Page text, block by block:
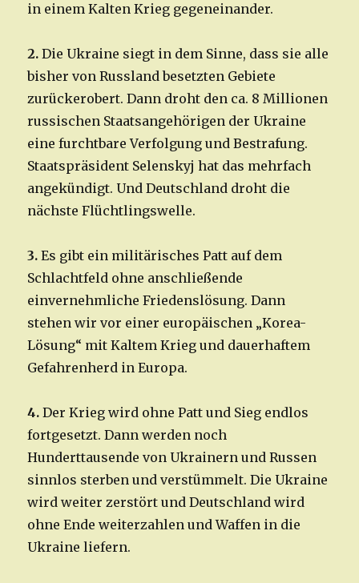
in einem Kalten Krieg gegeneinander.
2. Die Ukraine siegt in dem Sinne, dass sie alle
bisher von Russland besetzten Gebiete
zurückerobert. Dann droht den ca. 8 Millionen
russischen Staatsangehörigen der Ukraine
eine furchtbare Verfolgung und Bestrafung.
Staatspräsident Selenskyj hat das mehrfach
angekündigt. Und Deutschland droht die
nächste Flüchtlingswelle.
3. Es gibt ein militärisches Patt auf dem
Schlachtfeld ohne anschließende
einvernehmliche Friedenslösung. Dann
stehen wir vor einer europäischen „Korea-
Lösung“ mit Kaltem Krieg und dauerhaftem
Gefahrenherd in Europa.
4. Der Krieg wird ohne Patt und Sieg endlos
fortgesetzt. Dann werden noch
Hunderttausende von Ukrainern und Russen
sinnlos sterben und verstümmelt. Die Ukraine
wird weiter zerstört und Deutschland wird
ohne Ende weiterzahlen und Waffen in die
Ukraine liefern.